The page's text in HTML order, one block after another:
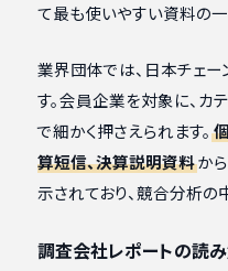
て最も使いやすい資料の一
業界団体では、日本チェ
す。会員企業を対象に、カ
で細かく押さえられます。
算短信、決算説明資料か
示されており、競合分析の
調査会社レポートの読